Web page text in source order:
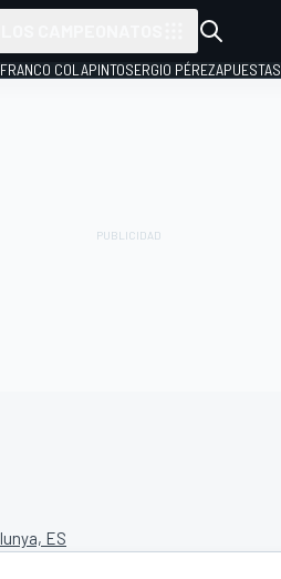
FRANCO COLAPINTOSERGIO PÉREZAPUESTAS
ES